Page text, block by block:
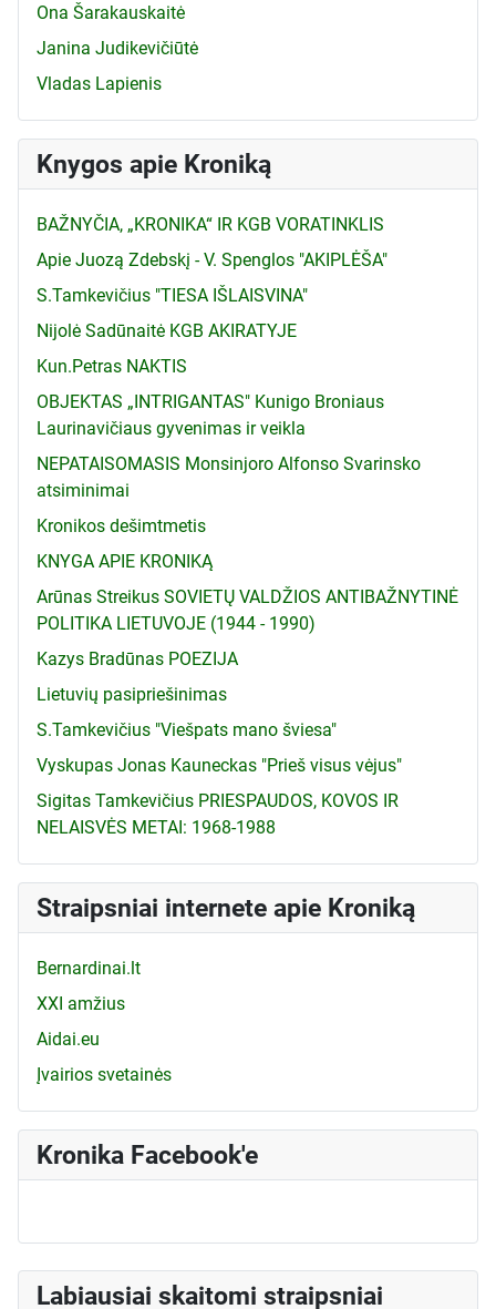
Ona Šarakauskaitė
Janina Judikevičiūtė
Vladas Lapienis
Knygos apie Kroniką
BAŽNYČIA, „KRONIKA“ IR KGB VORATINKLIS
Apie Juozą Zdebskį - V. Spenglos "AKIPLĖŠA"
S.Tamkevičius "TIESA IŠLAISVINA"
Nijolė Sadūnaitė KGB AKIRATYJE
Kun.Petras NAKTIS
OBJEKTAS „INTRIGANTAS" Kunigo Broniaus
Laurinavičiaus gyvenimas ir veikla
NEPATAISOMASIS Monsinjoro Alfonso Svarinsko
atsiminimai
Kronikos dešimtmetis
KNYGA APIE KRONIKĄ
Arūnas Streikus SOVIETŲ VALDŽIOS ANTIBAŽNYTINĖ
POLITIKA LIETUVOJE (1944 - 1990)
Kazys Bradūnas POEZIJA
Lietuvių pasipriešinimas
S.Tamkevičius "Viešpats mano šviesa"
Vyskupas Jonas Kauneckas "Prieš visus vėjus"
Sigitas Tamkevičius PRIESPAUDOS, KOVOS IR
NELAISVĖS METAI: 1968-1988
Straipsniai internete apie Kroniką
Bernardinai.lt
XXI amžius
Aidai.eu
Įvairios svetainės
Kronika Facebook'e
Labiausiai skaitomi straipsniai